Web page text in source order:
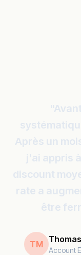
Après un
j'ai appris
discount
rate a
être
TM
Account